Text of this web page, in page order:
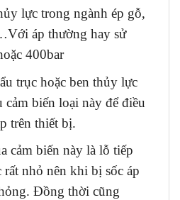
lực trong ngành ép gỗ,
áp thường hay sử
400bar
trục hoặc ben thủy lực
biến loại này để điều
trên thiết bị.
cảm biến này là lỗ tiếp
nhỏ nên khi bị sốc áp
Đồng thời cũng